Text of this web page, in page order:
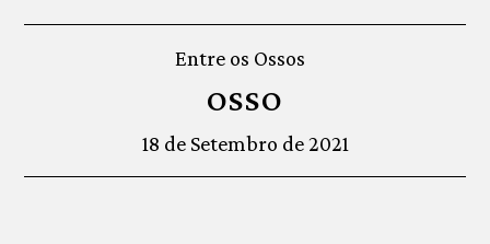
Entre os Ossos
OSSO
18 de Setembro de 2021